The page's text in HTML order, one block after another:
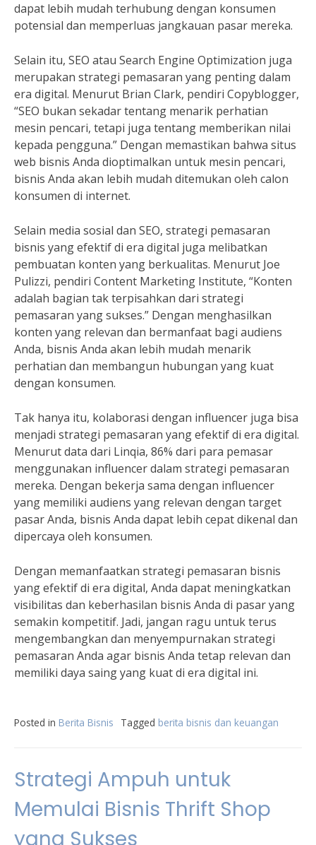
dapat lebih mudah terhubung dengan konsumen
potensial dan memperluas jangkauan pasar mereka.
Selain itu, SEO atau Search Engine Optimization juga
merupakan strategi pemasaran yang penting dalam
era digital. Menurut Brian Clark, pendiri Copyblogger,
“SEO bukan sekadar tentang menarik perhatian
mesin pencari, tetapi juga tentang memberikan nilai
kepada pengguna.” Dengan memastikan bahwa situs
web bisnis Anda dioptimalkan untuk mesin pencari,
bisnis Anda akan lebih mudah ditemukan oleh calon
konsumen di internet.
Selain media sosial dan SEO, strategi pemasaran
bisnis yang efektif di era digital juga melibatkan
pembuatan konten yang berkualitas. Menurut Joe
Pulizzi, pendiri Content Marketing Institute, “Konten
adalah bagian tak terpisahkan dari strategi
pemasaran yang sukses.” Dengan menghasilkan
konten yang relevan dan bermanfaat bagi audiens
Anda, bisnis Anda akan lebih mudah menarik
perhatian dan membangun hubungan yang kuat
dengan konsumen.
Tak hanya itu, kolaborasi dengan influencer juga bisa
menjadi strategi pemasaran yang efektif di era digital.
Menurut data dari Linqia, 86% dari para pemasar
menggunakan influencer dalam strategi pemasaran
mereka. Dengan bekerja sama dengan influencer
yang memiliki audiens yang relevan dengan target
pasar Anda, bisnis Anda dapat lebih cepat dikenal dan
dipercaya oleh konsumen.
Dengan memanfaatkan strategi pemasaran bisnis
yang efektif di era digital, Anda dapat meningkatkan
visibilitas dan keberhasilan bisnis Anda di pasar yang
semakin kompetitif. Jadi, jangan ragu untuk terus
mengembangkan dan menyempurnakan strategi
pemasaran Anda agar bisnis Anda tetap relevan dan
memiliki daya saing yang kuat di era digital ini.
Posted in Berita Bisnis Tagged berita bisnis dan keuangan
Strategi Ampuh untuk
Memulai Bisnis Thrift Shop
yang Sukses